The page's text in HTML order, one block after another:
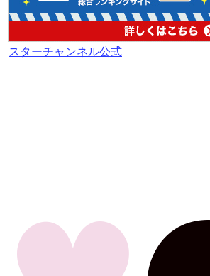
スターチャンネル公式